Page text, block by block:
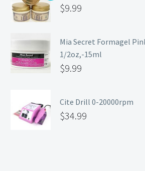
$9.99
Mia Secret Formagel
1/2oz,-15ml
$9.99
Cite Drill 0-20000rpm
$34.99